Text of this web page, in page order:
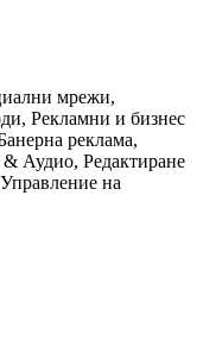
мрежи,
Рекламни и бизнес
реклама,
Аудио, Редактиране
на